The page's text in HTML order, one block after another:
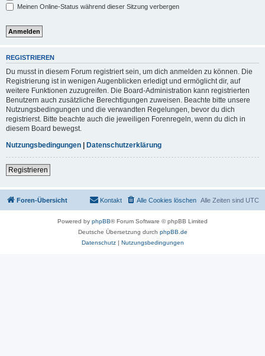
Meinen Online-Status während dieser Sitzung verbergen
REGISTRIEREN
Du musst in diesem Forum registriert sein, um dich anmelden zu können. Die
Registrierung ist in wenigen Augenblicken erledigt und ermöglicht dir, auf
weitere Funktionen zuzugreifen. Die Board-Administration kann registrierten
Benutzern auch zusätzliche Berechtigungen zuweisen. Beachte bitte unsere
Nutzungsbedingungen und die verwandten Regelungen, bevor du dich
registrierst. Bitte beachte auch die jeweiligen Forenregeln, wenn du dich in
diesem Board bewegst.
Nutzungsbedingungen | Datenschutzerklärung
Registrieren
Foren-Übersicht Alle Zeiten sind UTC
Alle Cookies löschen
Kontakt
Powered by phpBB® Forum Software © phpBB Limited
Deutsche Übersetzung durch phpBB.de
Datenschutz| Nutzungsbedingungen